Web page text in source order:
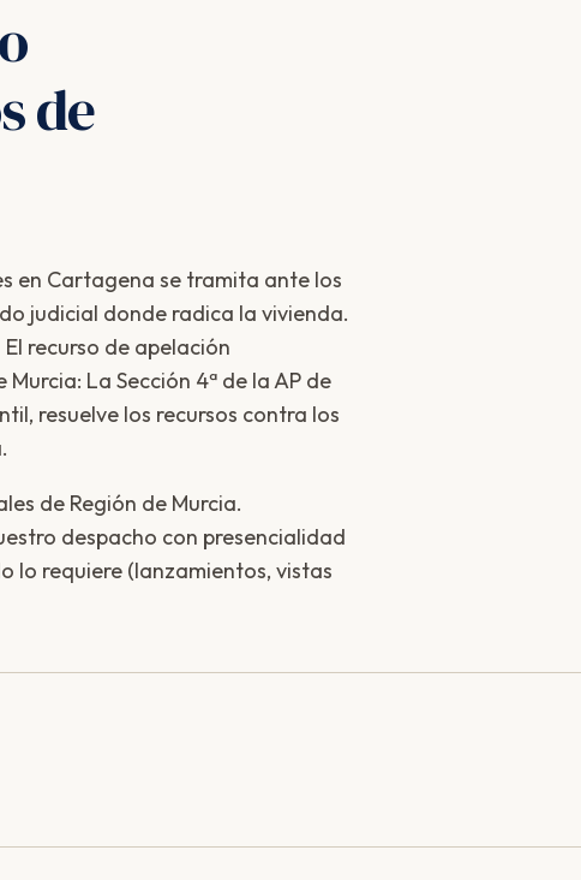
de
en Cartagena se tramita ante los
judicial donde radica la vivienda.
recurso de apelación
La Sección 4ª de la AP de
resuelve los recursos contra los
de Región de Murcia.
despacho con presencialidad
lo requiere (lanzamientos, vistas